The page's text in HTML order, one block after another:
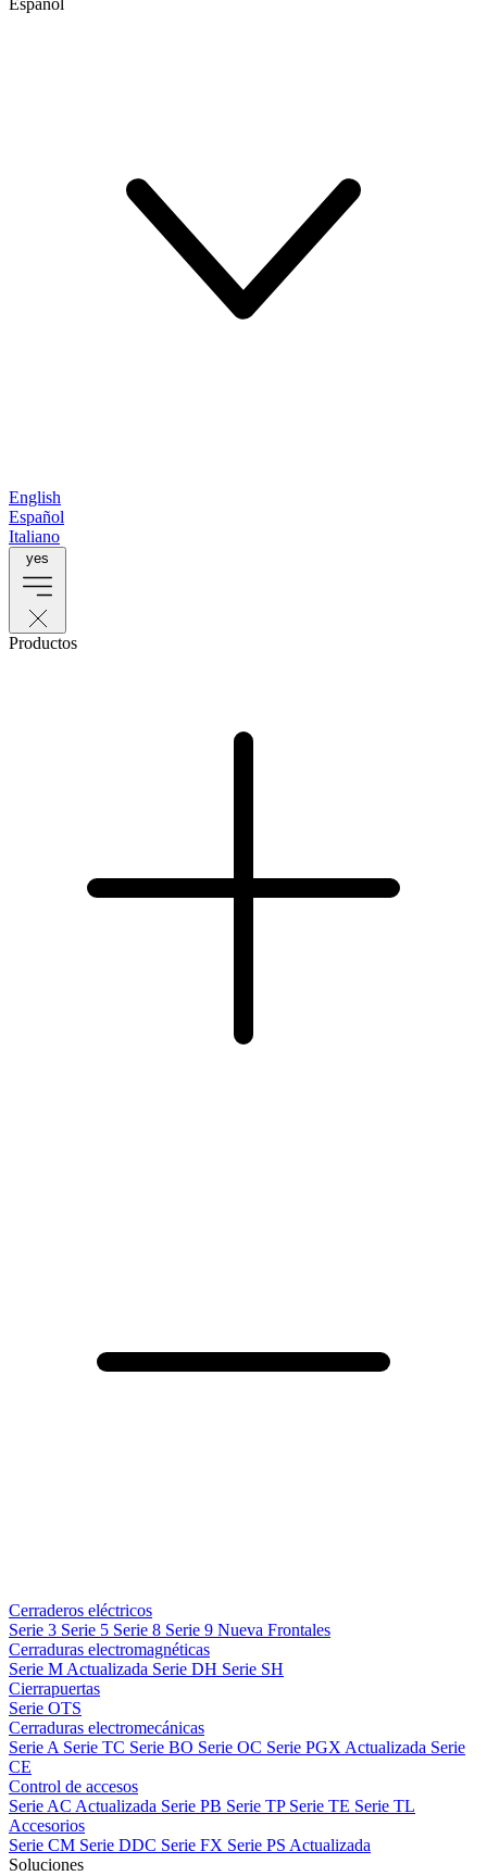
Español
English
Español
Italiano
yes
Productos
Cerraderos eléctricos
Serie 3 Serie 5 Serie 8 Serie 9 Nueva Frontales
Cerraduras electromagnéticas
Serie M Actualizada Serie DH Serie SH
Cierrapuertas
Serie OTS
Cerraduras electromecánicas
Serie A Serie TC Serie BO Serie OC Serie PGX Actualizada Serie
CE
Control de accesos
Serie AC Actualizada Serie PB Serie TP Serie TE Serie TL
Accesorios
Serie CM Serie DDC Serie FX Serie PS Actualizada
Soluciones